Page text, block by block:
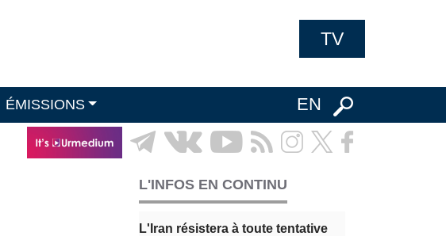
TV
ÉMISSIONS EN
L'INFOS EN CONTINU
L'Iran résistera à toute tentative